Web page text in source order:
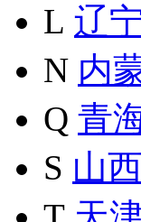
L 辽
N 内
Q 青
S 山西